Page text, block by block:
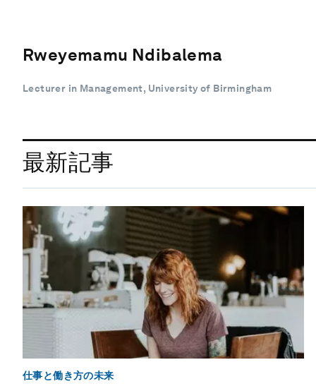
Rweyemamu Ndibalema
Lecturer in Management, University of Birmingham
最新記事
仕事と働き方の未来